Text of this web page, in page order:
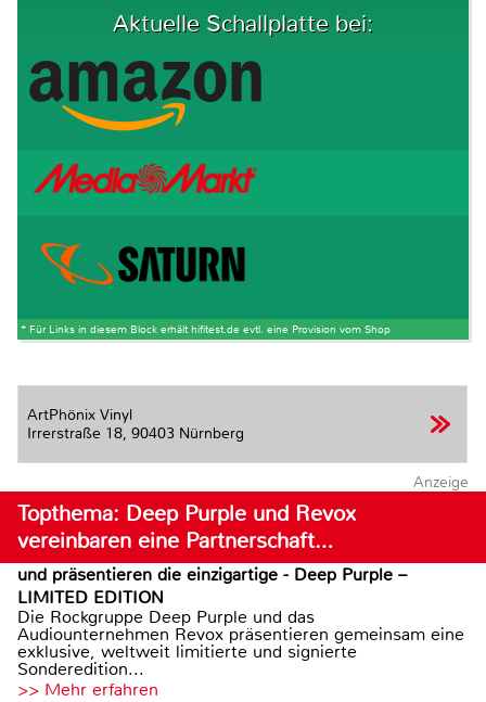
Aktuelle Schallplatte bei:
* Für Links in diesem Block erhält hifitest.de evtl. eine Provision vom Shop
ArtPhönix Vinyl
Irrerstraße 18, 90403 Nürnberg
Anzeige
Topthema: Deep Purple und Revox
vereinbaren eine Partnerschaft…
und präsentieren die einzigartige - Deep Purple –
LIMITED EDITION
Die Rockgruppe Deep Purple und das
Audiounternehmen Revox präsentieren gemeinsam eine
exklusive, weltweit limitierte und signierte
Sonderedition...
>> Mehr erfahren